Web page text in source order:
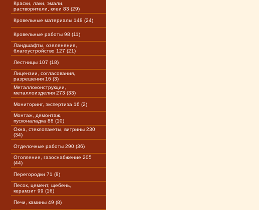
Краски, лаки, эмали,
растворители, клеи 83 (29)
Кровельные материалы 148 (24)
Кровельные работы 98 (11)
Ландшафты, озеленение,
благоустройство 127 (21)
Лестницы 107 (18)
Лицензии, согласования,
разрешения 16 (3)
Металлоконструкции,
металлоизделия 273 (33)
Мониторинг, экспертиза 16 (2)
Монтаж, демонтаж,
пусконаладка 88 (10)
Окна, стеклопакеты, витрины 230
(34)
Отделочные работы 290 (36)
Отопление, газоснабжение 205
(44)
Перегородки 71 (8)
Песок, цемент, щебень,
керамзит 99 (16)
Печи, камины 49 (8)